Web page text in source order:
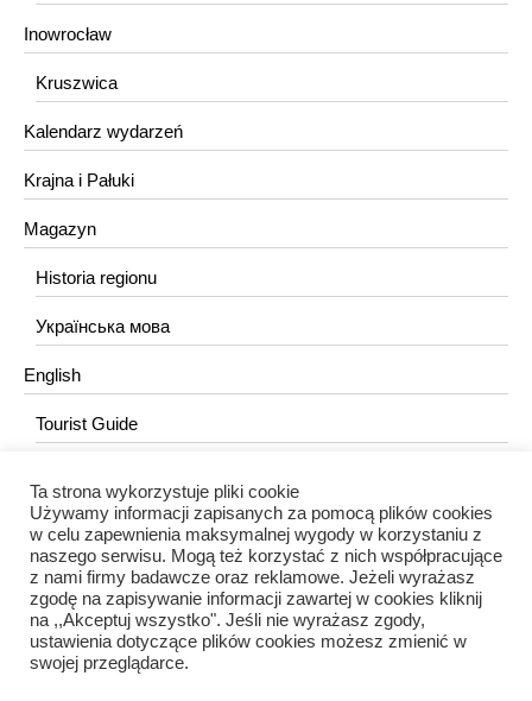
Inowrocław
Kruszwica
Kalendarz wydarzeń
Krajna i Pałuki
Magazyn
Historia regionu
Українська мова
English
Tourist Guide
KONTAKT
redakcja@portalkujawski.pl
Redakcja
Ta strona wykorzystuje pliki cookie
Używamy informacji zapisanych za pomocą plików cookies
w celu zapewnienia maksymalnej wygody w korzystaniu z
naszego serwisu. Mogą też korzystać z nich współpracujące
z nami firmy badawcze oraz reklamowe. Jeżeli wyrażasz
zgodę na zapisywanie informacji zawartej w cookies kliknij
na ,,Akceptuj wszystko". Jeśli nie wyrażasz zgody,
ustawienia dotyczące plików cookies możesz zmienić w
swojej przeglądarce.